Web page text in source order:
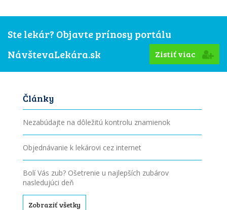
Ste lekár? Objavte prínosy portálu
NávštevaLekára.sk
Zistiť viac
Články
Nezabúdajte na dôležitú kontrolu znamienok
Objednávanie k lekárovi cez internet
Bolí Vás zub? Ošetrenie u najlepších zubárov
nasledujúci deň
Zobraziť všetky